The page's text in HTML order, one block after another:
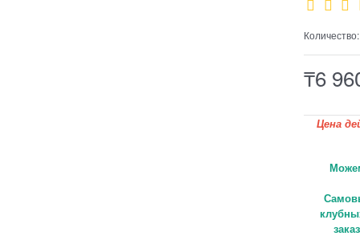
Количество:
₸6
Цена
Можем